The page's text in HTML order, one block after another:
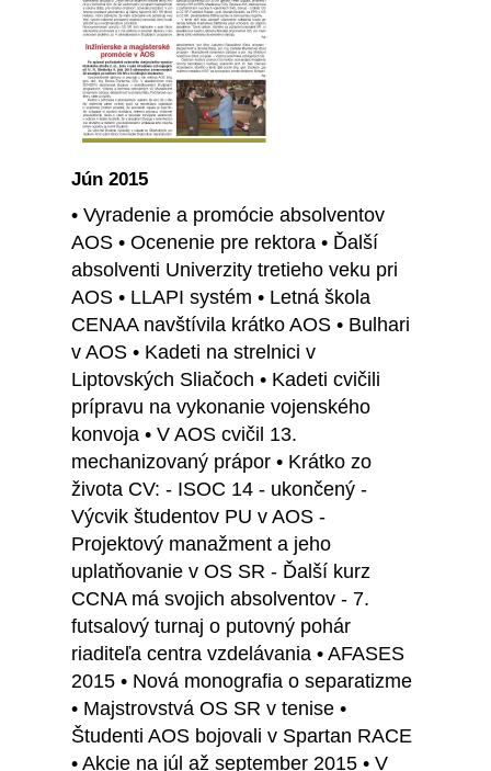
Jún 2015
• Vyradenie a promócie absolventov
AOS • Ocenenie pre rektora • Ďalší
absolventi Univerzity tretieho veku pri
AOS • LLAPI systém • Letná škola
CENAA navštívila krátko AOS • Bulhari
v AOS • Kadeti na strelnici v
Liptovských Sliačoch • Kadeti cvičili
prípravu na vykonanie vojenského
konvoja • V AOS cvičil 13.
mechanizovaný prápor • Krátko zo
života CV: - ISOC 14 - ukončený -
Výcvik študentov PU v AOS -
Projektový manažment a jeho
uplatňovanie v OS SR - Ďalší kurz
CCNA má svojich absolventov - 7.
futsalový turnaj o putovný pohár
riaditeľa centra vzdelávania • AFASES
2015 • Nová monografia o separatizme
• Majstrovstvá OS SR v tenise •
Študenti AOS bojovali v Spartan RACE
• Akcie na júl až september 2015 • V